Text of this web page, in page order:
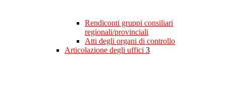
Rendiconti gruppi consiliari
regionali/provinciali
Atti degli organi di controllo
Articolazione degli uffici 3